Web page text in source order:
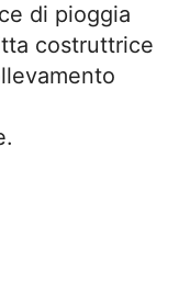
di pioggia
costruttrice